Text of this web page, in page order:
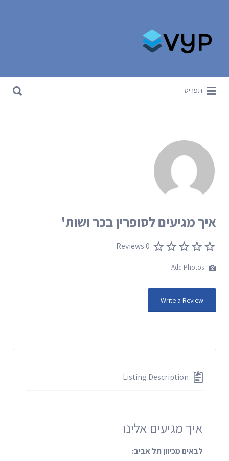
תפריט
איך מגיעים לסופרין בכר ושות'
0 Reviews
Write a Review
Listing Description
איך מגיעים אלינו
לבאים מכיוון תל אביב: